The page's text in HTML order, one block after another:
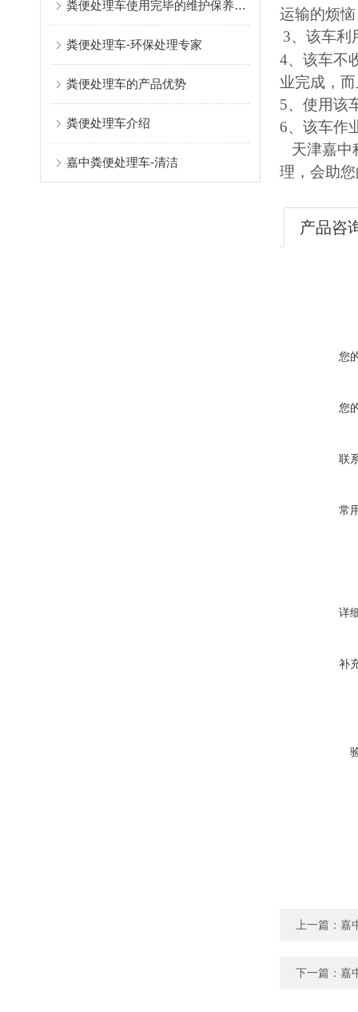
粪便处理车使用完毕的维护保养工作，你知道多少？
粪便处理车-环保处理专家
粪便处理车的产品优势
粪便处理车介绍
嘉中粪便处理车-清洁
运输的烦
3、该车利
4、该车不
业完成，
5、使用该
6、该车作
天津嘉中
理，会助
产品咨
您
您
联
常
详
补
上一篇： 嘉
下一篇： 嘉